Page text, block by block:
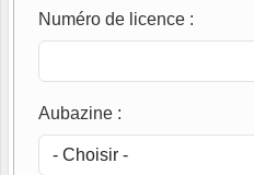
Numéro de licence :
Aubazine :